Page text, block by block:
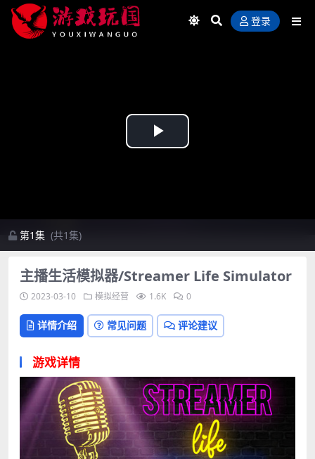
登录
Play
第1集 (共1集)
主播生活模拟器/Streamer Life Simulator
2023-03-10 模拟经营 1.6K 0
详情介绍 常见问题 评论建议
游戏详情